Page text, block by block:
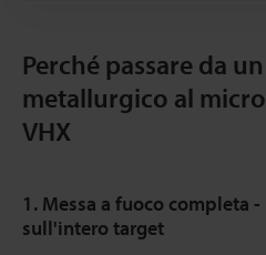
Perché passare da
metallurgico al
VHX
1. Messa a fuoco completa
sull'intero target